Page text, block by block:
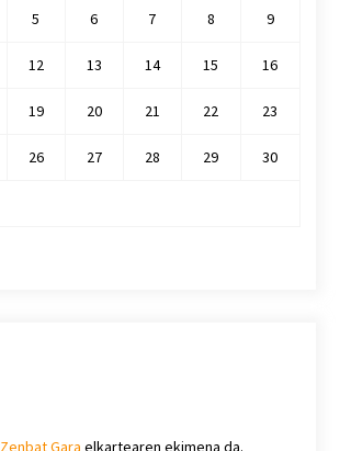
5 6 7 8 9
12 13 14 15 16
19 20 21 22 23
26 27 28 29 30
Zenbat Gara elkartearen ekimena da.